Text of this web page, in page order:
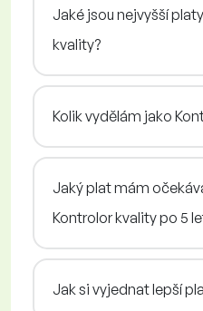
Jaké jsou nejvyšší
kvality?
Kolik vydělám jako
Jaký plat mám
Kontrolor kvality po 5
Jak si vyjednat lepší